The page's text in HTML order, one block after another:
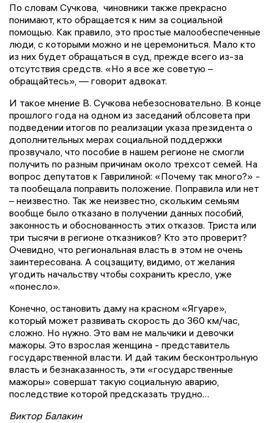
По словам Сучкова, чиновники также прекрасно
понимают, кто обращается к ним за социальной
помощью. Как правило, это простые малообеспеченные
люди, с которыми можно и не церемониться. Мало кто
из них будет обращаться в суд, прежде всего из-за
отсутствия средств. «Но я все же советую –
обращайтесь», — говорит адвокат.
И такое мнение В. Сучкова небезосновательно. В конце
прошлого года на одном из заседаний облсовета при
подведении итогов по реализации указа президента о
дополнительных мерах социальной поддержки
прозвучало, что пособие в нашем регионе не смогли
получить по разным причинам около трехсот семей. На
вопрос депутатов к Гаврилиной: «Почему так много?» -
та пообещала поправить положение. Поправила или нет
– неизвестно. Так же неизвестно, скольким семьям
вообще было отказано в получении данных пособий,
законность и обоснованность этих отказов. Триста или
три тысячи в регионе отказников? Кто это проверит?
Очевидно, что региональная власть в этом не очень
заинтересована. А соцзащиту, видимо, от желания
угодить начальству чтобы сохранить кресло, уже
«понесло».
Конечно, остановить даму на красном «Ягуаре»,
который может развивать скорость до 360 км/час,
сложно. Но нужно. Это вам не мальчики и девочки
мажоры. Это взрослая женщина - представитель
государственной власти. И дай таким бесконтрольную
власть и безнаказанность, эти «государственные
мажоры» совершат такую социальную аварию,
последствие которой предсказать трудно…
Виктор Балакин